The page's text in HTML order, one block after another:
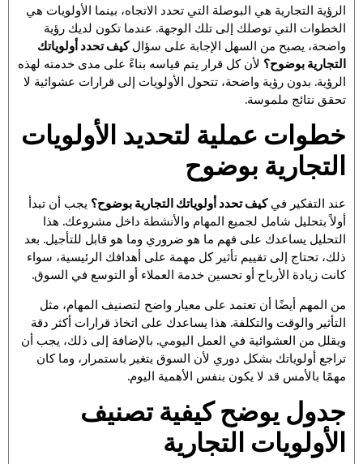
الرؤية التجارية هي البوصلة التي تحدد الاتجاه، بينما الأولويات هي
الخطوات التي توصلك إلى تلك الوجهة. عندما تكون لديك رؤية
واضحة، يصبح من السهل الإجابة على سؤالكيف تحدد أولوياتك
التجارية بوضوح؟ لأن كل قرار يتم قياسه بناءً على مدى خدمته لهذه
الرؤية. بدون رؤية واضحة، تتحول الأولويات إلى قرارات عشوائية لا
تحقق نتائج ملموسة.
خطوات عملية لتحديد الأولويات
التجارية بوضوح
عند التفكير فيكيف تحدد أولوياتك التجارية بوضوح؟ يجب أن تبدأ
أولاً بتحليل شامل لجميع المهام والأنشطة داخل مشروعك. هذا
التحليل يساعدك على فهم ما هو ضروري وما هو قابل للتأجيل. بعد
ذلك، تحتاج إلى تقييم تأثير كل مهمة على أهدافك الرئيسية، سواء
كانت زيادة الأرباح أو تحسين خدمة العملاء أو التوسع في السوق.
من المهم أيضًا أن تعتمد على معيار واضح لتصنيف المهام، مثل
التأثير والوقت والتكلفة. هذا يساعدك على اتخاذ قرارات أكثر دقة
ويقلل من العشوائية في العمل اليومي. بالإضافة إلى ذلك، يجب أن
تراجع أولوياتك بشكل دوري لأن السوق يتغير باستمرار، وما كان
مهمًا بالأمس قد لا يكون بنفس الأهمية اليوم.
جدول يوضح كيفية تصنيف
الأولويات التجارية